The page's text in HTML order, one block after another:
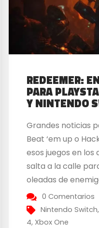
REDEEMER:
PARA
Y NINTENDO
Grandes noticias
Beat ‘em up o
esos juegos en
salta a la calle
oleadas de
que Redeemer
callejera en
Nintendo Switch.
0 Comentarios
Nintendo Switch
4, Xbox One